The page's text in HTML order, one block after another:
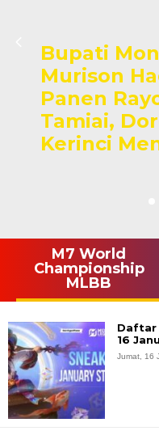
Bupati
Murison
Panen
Tamiai,
Kerinci
M7 World
Championship
MLBB
Daftar
16
Jumat, 16